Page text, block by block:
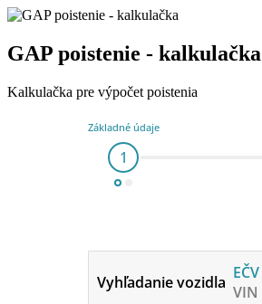
GAP poistenie - kalkulačka
Kalkulačka pre výpočet poistenia
Základné údaje
1
Vyhľadanie vozidla EČV
VIN